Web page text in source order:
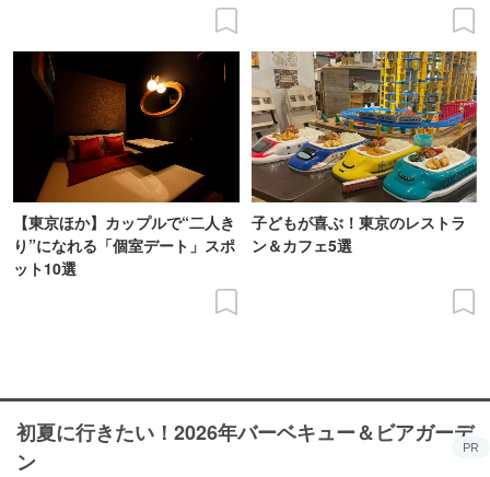
【東京ほか】カップルで“二人き
り”になれる「個室デート」スポ
ット10選
子どもが喜ぶ！東京のレストラ
ン＆カフェ5選
初夏に行きたい！2026年バーベキュー＆ビアガーデ
ン
PR